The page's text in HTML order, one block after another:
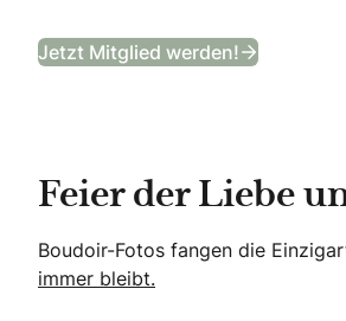
Jetzt Mitglied werden!
Feier der Liebe
Boudoir-Fotos fangen die
immer bleibt.